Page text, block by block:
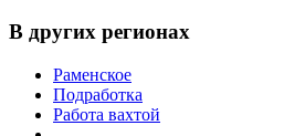
В других регионах
Раменское
Подработка
Работа вахтой